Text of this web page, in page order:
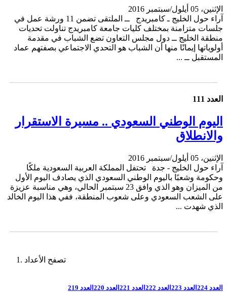
الإثنين، 05 أيلول/سبتمبر 2016
آراء حول الخليج ـ كامبريدج ــ الملتقى تضمن 11 ورشة عمل في
جلسات متزامنة بمختلف كليات جامعة كامبريدج تناولت تحديات
منطقة الخليج ــ دول مجلس التعاون تضع الشباب في مقدمة
أولوياتها إيمانًا منها أن الشباب هو التحدي الاجتماعي بصفتهم عماد
المستقبل ــ ...
العدد 111
اليوم الوطني السعودي .. مسيرة الاستقرار
والانطلاق
الإثنين، 05 أيلول/سبتمبر 2016
آراء حول الخليج - جدة تحتفل المملكة العربية السعودية ملكًا
وحكومة وشعبًا باليوم الوطني السعودي الذي يصادف اليوم الأول
من الميزان وهو الذي وافق 23 سبتمبر الحالي، وهي مناسبة عزيزة
على الشعب السعودي وعلى شعوب المنطقة، ففي هذا اليوم الخالد
الذي شهدت ...
تصفح الأعداد
العدد 224 العدد 223 العدد 222 العدد 221 العدد 220 العدد 219